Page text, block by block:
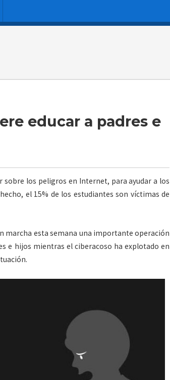
educar a padres e
sobre los peligros en Internet, para ayudar a los
el 15% de los estudiantes son víctimas de
marcha esta semana una importante operación
e hijos mientras el ciberacoso ha explotado en